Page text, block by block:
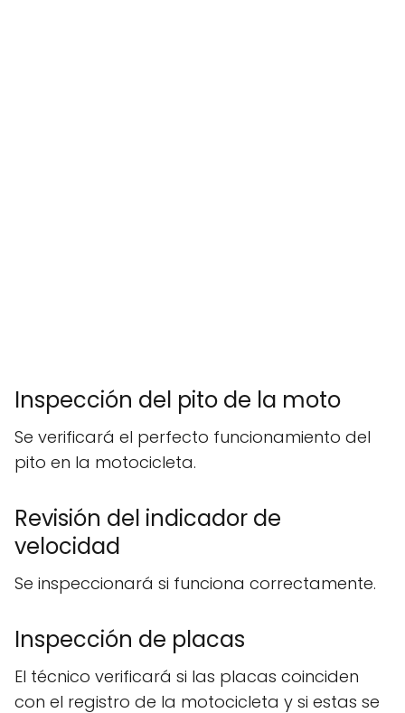
Inspección del pito de la moto
Se verificará el perfecto funcionamiento del
pito en la motocicleta.
Revisión del indicador de
velocidad
Se inspeccionará si funciona correctamente.
Inspección de placas
El técnico verificará si las placas coinciden
con el registro de la motocicleta y si estas se